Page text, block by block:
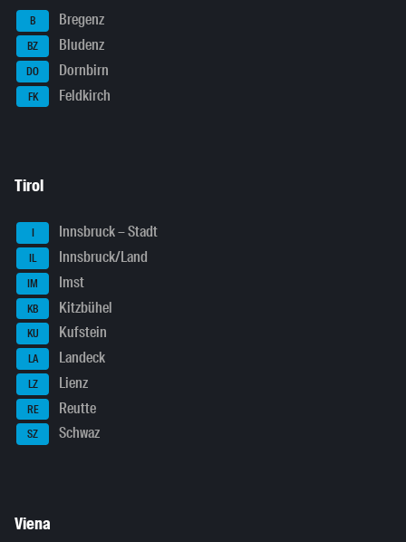
B Bregenz
BZ Bludenz
DO Dornbirn
FK Feldkirch
Tirol
I Innsbruck – Stadt
IL Innsbruck/Land
IM Imst
KB Kitzbühel
KU Kufstein
LA Landeck
LZ Lienz
RE Reutte
SZ Schwaz
Viena